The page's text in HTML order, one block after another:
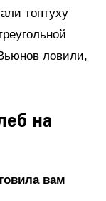
топтуху
ловили,
на
вам